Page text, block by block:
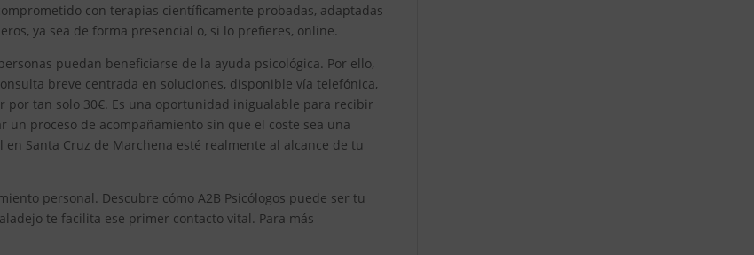
con terapias científicamente probadas, adaptadas
ya sea de forma presencial o, si lo prefieres, online.
puedan beneficiarse de la ayuda psicológica. Por ello,
breve centrada en soluciones, disponible vía telefónica,
tan solo 30€. Es una oportunidad inigualable para recibir
proceso de acompañamiento sin que el coste sea una
Santa Cruz de Marchena esté realmente al alcance de tu
personal. Descubre cómo A2B Psicólogos puede ser tu
te facilita ese primer contacto vital. Para más